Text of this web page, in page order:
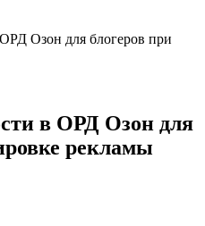
Озон для блогеров при
в ОРД Озон для
рекламы